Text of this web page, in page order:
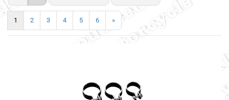
1 2 3 4 5 6 »